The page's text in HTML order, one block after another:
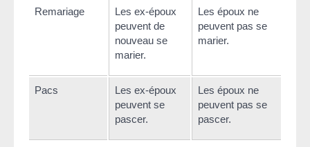
Remariage
Les ex-époux
peuvent de
nouveau se
marier.
Les époux ne
peuvent pas se
marier.
Pacs
Les ex-époux
peuvent se
pascer.
Les époux ne
peuvent pas se
pascer.